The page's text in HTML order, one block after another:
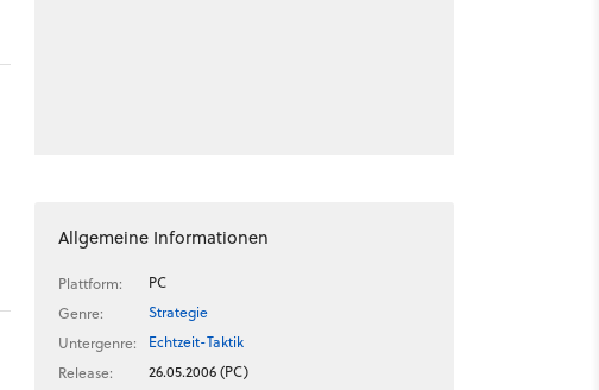
Allgemeine Informationen
Plattform:
PC
Genre:
Strategie
Untergenre:
Echtzeit-Taktik
Release:
26.05.2006 (PC)